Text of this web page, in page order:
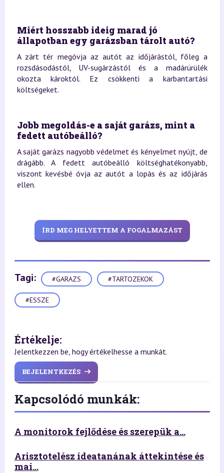
Miért hosszabb ideig marad jó
állapotban egy garázsban tárolt autó?
A zárt tér megóvja az autót az időjárástól, főleg a
rozsdásodástól, UV-sugárzástól és a madárürülék
okozta károktól. Ez csökkenti a karbantartási
költségeket.
Jobb megoldás-e a saját garázs, mint a
fedett autóbeálló?
A saját garázs nagyobb védelmet és kényelmet nyújt, de
drágább. A fedett autóbeálló költséghatékonyabb,
viszont kevésbé óvja az autót a lopás és az időjárás
ellen.
ÍRD MEG HELYETTEM A FOGALMAZÁST
Tagi: #GARAZS #TARTOZEKOK
#ESSZE
Értékelje:
Jelentkezzen be, hogy értékelhesse a munkát.
BEJELENTKEZÉS
Kapcsolódó munkák:
A monitorok fejlődése és szerepük a...
Arisztotelész ideatanának áttekintése és
mai...